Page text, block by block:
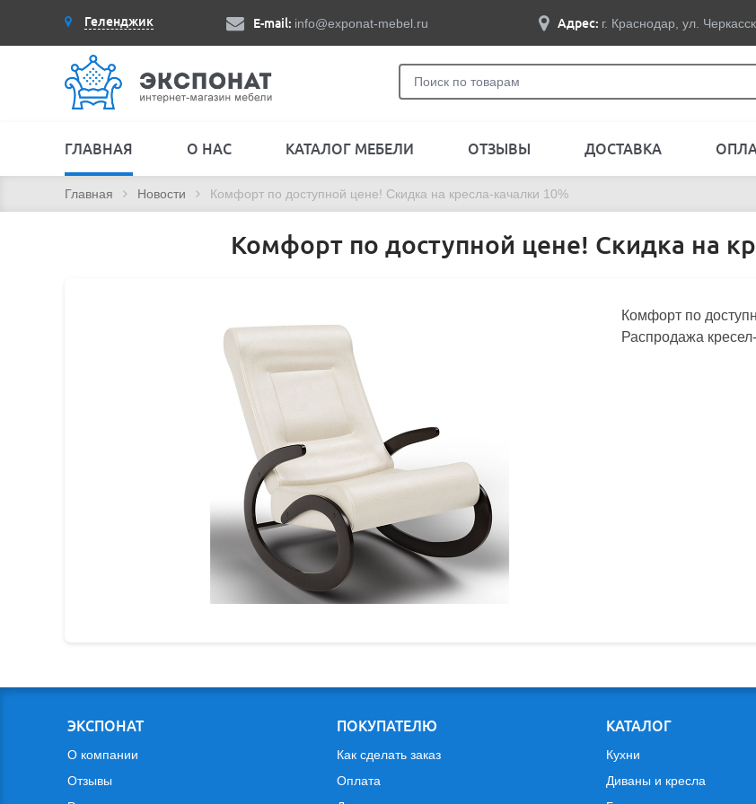
Геленджик E-mail: info@exponat-mebel.ru Адрес: г. Краснодар, ул.
ГЛАВНАЯ О НАС КАТАЛОГ МЕБЕЛИ ОТЗЫВЫ ДОСТАВКА
Главная Новости Комфорт по доступной цене! Скидка на кресла-качалки 10%
Комфорт по доступной цене! Скидка на
Комфорт по
Распродажа
ЭКСПОНАТ
О компании
Отзывы
ПОКУПАТЕЛЮ
Как сделать заказ
Оплата
КАТАЛОГ
Кухни
Диваны и кресла